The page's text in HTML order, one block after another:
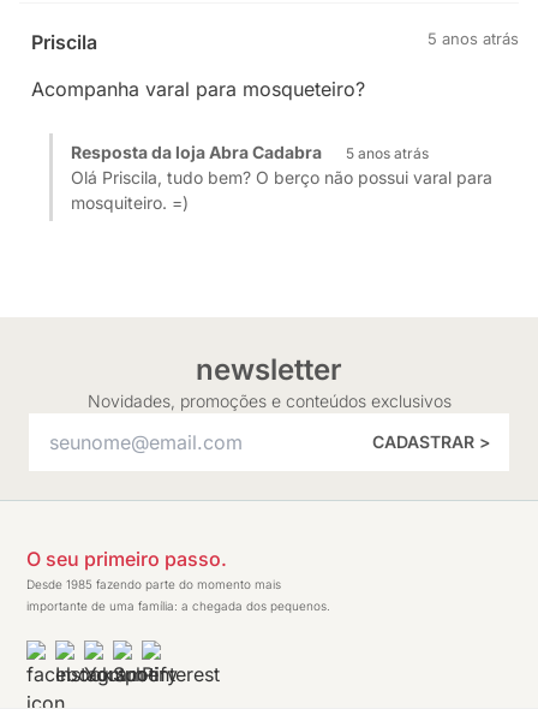
Priscila 5 anos atrás
Acompanha varal para mosqueteiro?
Resposta da loja Abra Cadabra 5 anos atrás
Olá Priscila, tudo bem? O berço não possui varal para
mosquiteiro. =)
newsletter
Novidades, promoções e conteúdos exclusivos
CADASTRAR >
O seu primeiro passo.
Desde 1985 fazendo parte do momento mais
importante de uma família: a chegada dos pequenos.